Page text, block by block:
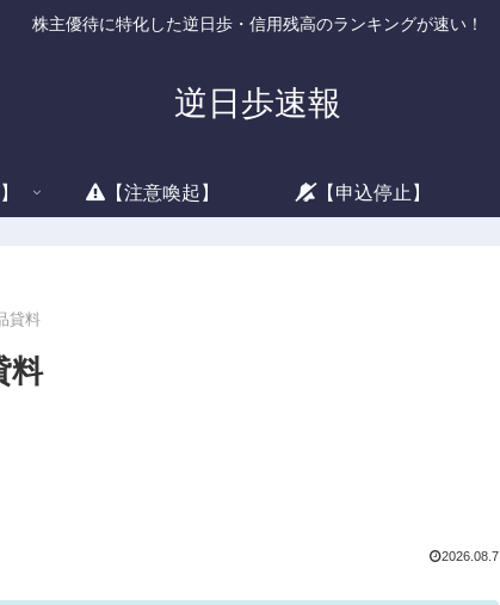
株主優待に特化した逆日歩・信用残高のランキングが速い！
逆日歩速報
【注意喚起】 【申込停止】
貸料
料
2026.08.7